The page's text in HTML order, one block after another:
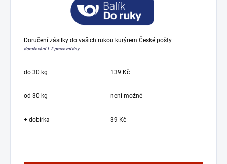
Doručení zásilky do vašich rukou kurýrem České pošty
doručování 1-2 pracovní dny
do 30 kg 139 Kč
od 30 kg není možné
+ dobírka 39 Kč